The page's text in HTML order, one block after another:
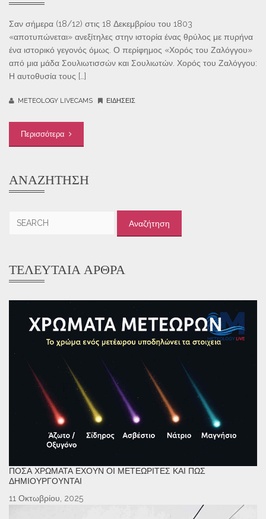
Σαν σήμερα (18/12) στις 18 Δεκεμβρίου του 1803
«αποτυπώνεται» ανεξίτηλες στην ιστορία ένας θρύλος με πυρήνα
ένα ιστορικό γεγονός όμως. Ο περίφημος «Χορός του Ζαλόγγου»
από μια μάδα Σουλιωτισσών και Σουλιωτών. Χορός του Ζαλόγγου:
Η αυτοθυσία τους […]
METEOLOGY LIVECAMS ΕΙΔΉΣΕΙΣ
Περισσότερα
ΑΝΑΖΉΤΗΣΗ
ΤΕΛΕΥΤΑΊΑ ΆΡΘΡΑ
ΠΌΣΑ ΧΡΏΜΑΤΑ ΈΧΟΥΝ ΟΙ ΜΕΤΕΩΡΊΤΕΣ ΚΑΙ ΠΏΣ
ΔΗΜΙΟΥΡΓΟΎΝΤΑΙ
11 Οκτωβρίου, 2025